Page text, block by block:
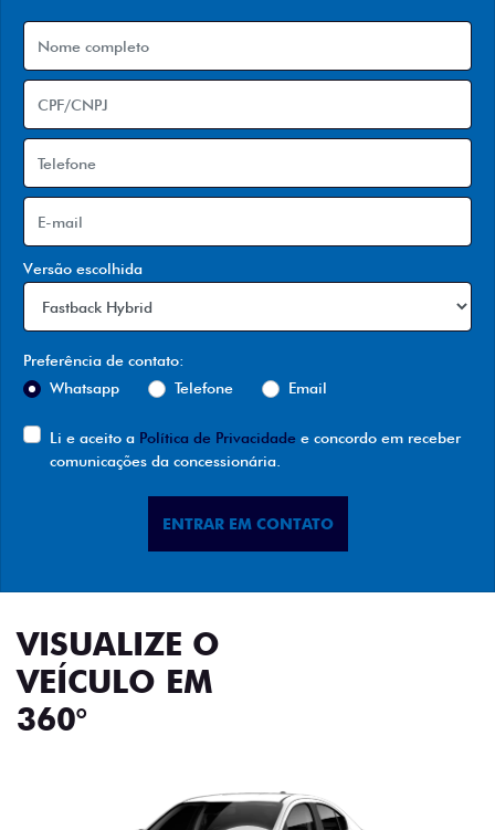
Versão escolhida
Preferência de contato:
Whatsapp
Telefone Email
Li e aceito a Política de Privacidade e concordo em receber
comunicações da concessionária.
ENTRAR EM CONTATO
VISUALIZE O
VEÍCULO EM
360°